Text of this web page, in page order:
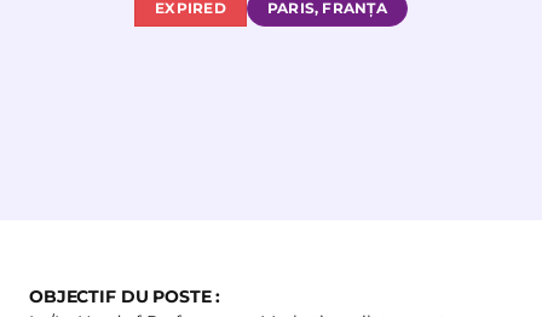
EXPIRED PARIS, FRANȚA
OBJECTIF DU POSTE :